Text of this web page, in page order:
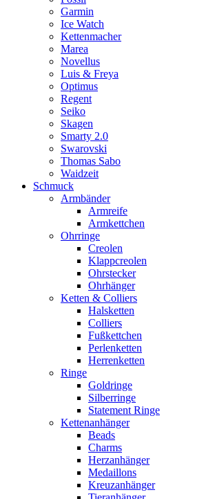
Garmin
Ice Watch
Kettenmacher
Marea
Novellus
Luis & Freya
Optimus
Regent
Seiko
Skagen
Smarty 2.0
Swarovski
Thomas Sabo
Waidzeit
Schmuck
Armbänder
Armreife
Armkettchen
Ohrringe
Creolen
Klappcreolen
Ohrstecker
Ohrhänger
Ketten & Colliers
Halsketten
Colliers
Fußkettchen
Perlenketten
Herrenketten
Ringe
Goldringe
Silberringe
Statement Ringe
Kettenanhänger
Beads
Charms
Herzanhänger
Medaillons
Kreuzanhänger